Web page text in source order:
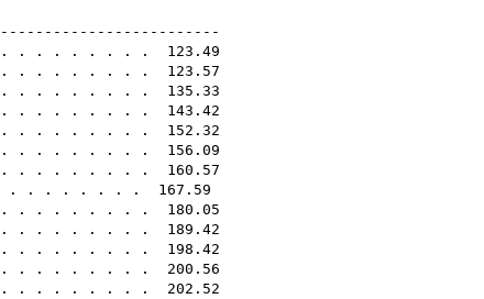
. . . . . . . 123.49
. . . . . . . 123.57
. . . . . . . 135.33
. . . . . . . 143.42
. . . . . . . 152.32
. . . . . . . 156.09
. . . . . . . 160.57
. . . . . . . 167.59
. . . . . . . 180.05
. . . . . . . 189.42
. . . . . . . 198.42
. . . . . . . . 200.56
. . . . . . . . 202.52